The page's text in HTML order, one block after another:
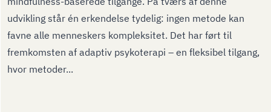
udvikling står én erkendelse tydelig: ingen metode kan
favne alle menneskers kompleksitet. Det har ført til
fremkomsten af adaptiv psykoterapi – en fleksibel tilgang,
hvor metoder...